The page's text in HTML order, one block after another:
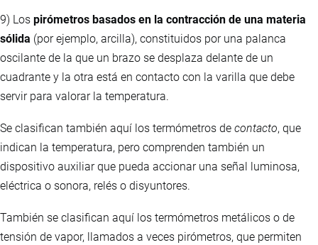
9) Los pirómetros basados en la contracción de una materia
sólida (por ejemplo, arcilla), constituidos por una palanca
oscilante de la que un brazo se desplaza delante de un
cuadrante y la otra está en contacto con la varilla que debe
servir para valorar la temperatura.
Se clasifican también aquí los termómetros de contacto, que
indican la temperatura, pero comprenden también un
dispositivo auxiliar que pueda accionar una señal luminosa,
eléctrica o sonora, relés o disyuntores.
También se clasifican aquí los termómetros metálicos o de
tensión de vapor, llamados a veces pirómetros, que permiten